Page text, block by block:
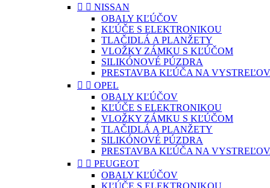
  NISSAN
OBALY KĽÚČOV
KĽÚČE S ELEKTRONIKOU
TLAČIDLÁ A PLANŽETY
VLOŽKY ZÁMKU S KĽÚČOM
SILIKÓNOVÉ PÚZDRA
PRESTAVBA KĽÚČA NA
  OPEL
OBALY KĽÚČOV
KĽÚČE S ELEKTRONIKOU
VLOŽKY ZÁMKU S KĽÚČOM
TLAČIDLÁ A PLANŽETY
SILIKÓNOVÉ PÚZDRA
PRESTAVBA KĽÚČA NA
  PEUGEOT
OBALY KĽÚČOV
KĽÚČE S ELEKTRONIKOU